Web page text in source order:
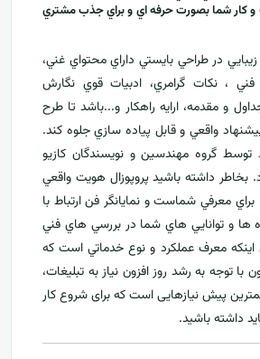
کار شما بصورت حرفه اي و براي جذب مشتري
زيبايي در طراحي بايستي داراي محتواي غني،
، نکات گرامري، ادبيات قوي نگارش
و مقدمه، ارایه راهکار و...باشد تا طرح
واقعي و قابل پياده سازي جلوه کند.
توسط گروه مهندسين و نويسندگان کازيو
داشته باشيد پروپوزال هويت واقعي
معرفيشماست و نمایانگر فن ارتباط با
ها و توانايي هاي شما در بررسي هاي فني
معرف عملکرد و نوع خدماتي است که
با توجه به رشد روز افزون نياز به تبليغات،
پیش نیازهایی است که برای شروع کار
داشته باشيد.